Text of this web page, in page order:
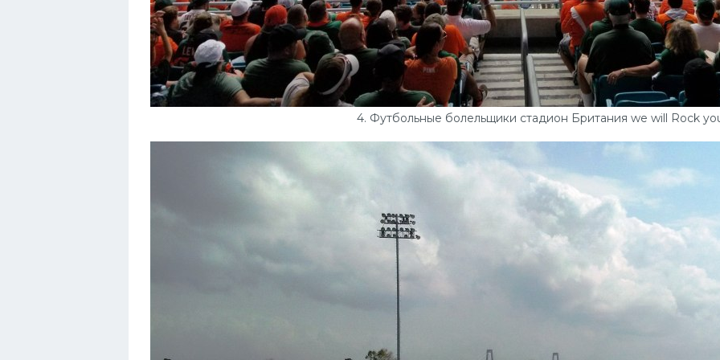
4. Футбольные болельщики стадион Британия we will Rock